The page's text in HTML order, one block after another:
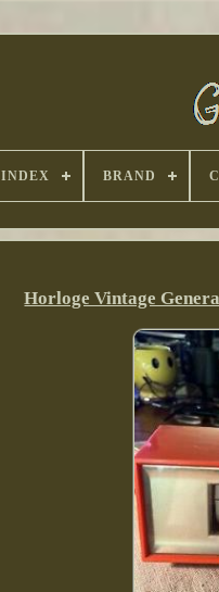
INDEX BRAND
Horloge Vintage